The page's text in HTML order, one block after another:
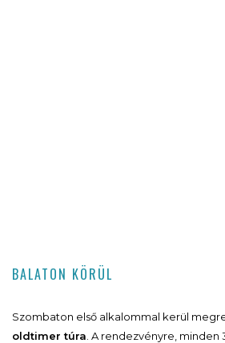
BALATON KÖRÜL
Szombaton első alkalommal kerül
oldtimer túra . A rendezvényre,